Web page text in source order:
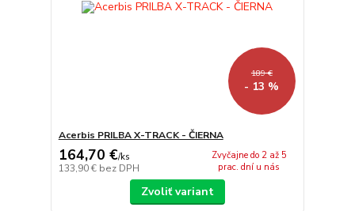
189 €
- 13 %
Acerbis PRILBA X-TRACK - ČIERNA
164,70 €/ks
133,90 € bez DPH
Zvyčajne do 2 až 5
prac. dní u nás
Zvoliť variant